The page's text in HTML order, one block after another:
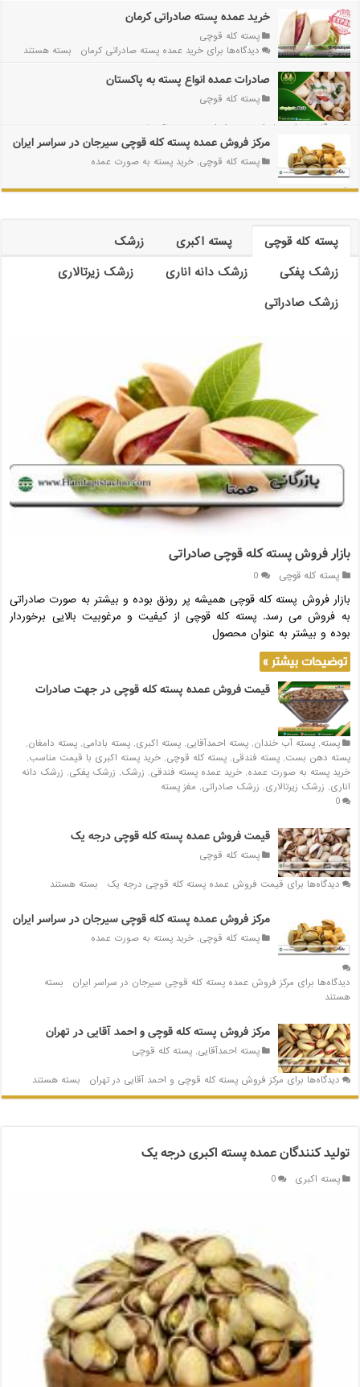
خرید عمده پسته صادراتی کرمان
پسته کله قوچی
دیدگاه‌ها برای خرید عمده پسته صادراتی کرمان بسته هستند
صادرات عمده انواع پسته به پاکستان
پسته کله قوچی
دیدگاه‌ها برای صادرات عمده انواع پسته به پاکستان
مرکز فروش عمده پسته کله قوچی سیرجان در سراسر ایران
پسته کله قوچی,خرید پسته به صورت عمده
پسته کله قوچی پسته اکبری
زرشک
زرشک پفکی
زرشک دانه اناری
زرشک زیرتالاری
زرشک صادراتی
بازار فروش پسته کله قوچی صادراتی
پسته کله قوچی 0
بازار فروش پسته کله قوچی همیشه پر رونق بوده و بیشتر به صورت صادراتی
به فروش می رسد. پسته کله قوچی از کیفیت و مرغوبیت بالایی برخوردار
بوده و بیشتر به عنوان محصول
توضیحات بیشتر »
قیمت فروش عمده پسته کله قوچی در جهت صادرات
پسته,پسته آب خندان,پسته احمدآقایی,پسته اکبری,پسته بادامی,پسته دامغان,
پسته دهن بست,پسته فندقی,پسته کله قوچی,خرید پسته اکبری با قیمت مناسب,
خرید پسته به صورت عمده,خرید عمده پسته فندقی, زرشک, زرشک پفکی, زرشک دانه
اناری, زرشک زیرتالاری, زرشک صادراتی, مغز پسته
0
قیمت فروش عمده پسته کله قوچی درجه یک
پسته کله قوچی
دیدگاه‌ها برای قیمت فروش عمده پسته کله قوچی درجه یک بسته هستند
مرکز فروش عمده پسته کله قوچی سیرجان در سراسر ایران
پسته کله قوچی,خرید پسته به صورت عمده
دیدگاه‌ها برای مرکز فروش عمده پسته کله قوچی سیرجان در سراسر ایران
بسته
هستند
مرکز فروش پسته کله قوچی و احمد آقایی در تهران
پسته احمدآقایی,پسته کله قوچی
دیدگاه‌ها برای مرکز فروش پسته کله قوچی و احمد آقایی در تهران بسته هستند
تولید کنندگان عمده پسته اکبری درجه یک
پسته اکبری 0